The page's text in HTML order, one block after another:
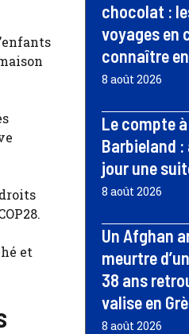
et
chocolat :
voyages en
connaître
8 août 2026
Le compte
Barbieland
jour une
8 août 2026
Un Afghan
meurtre
38 ans
valise en
8 août 2026